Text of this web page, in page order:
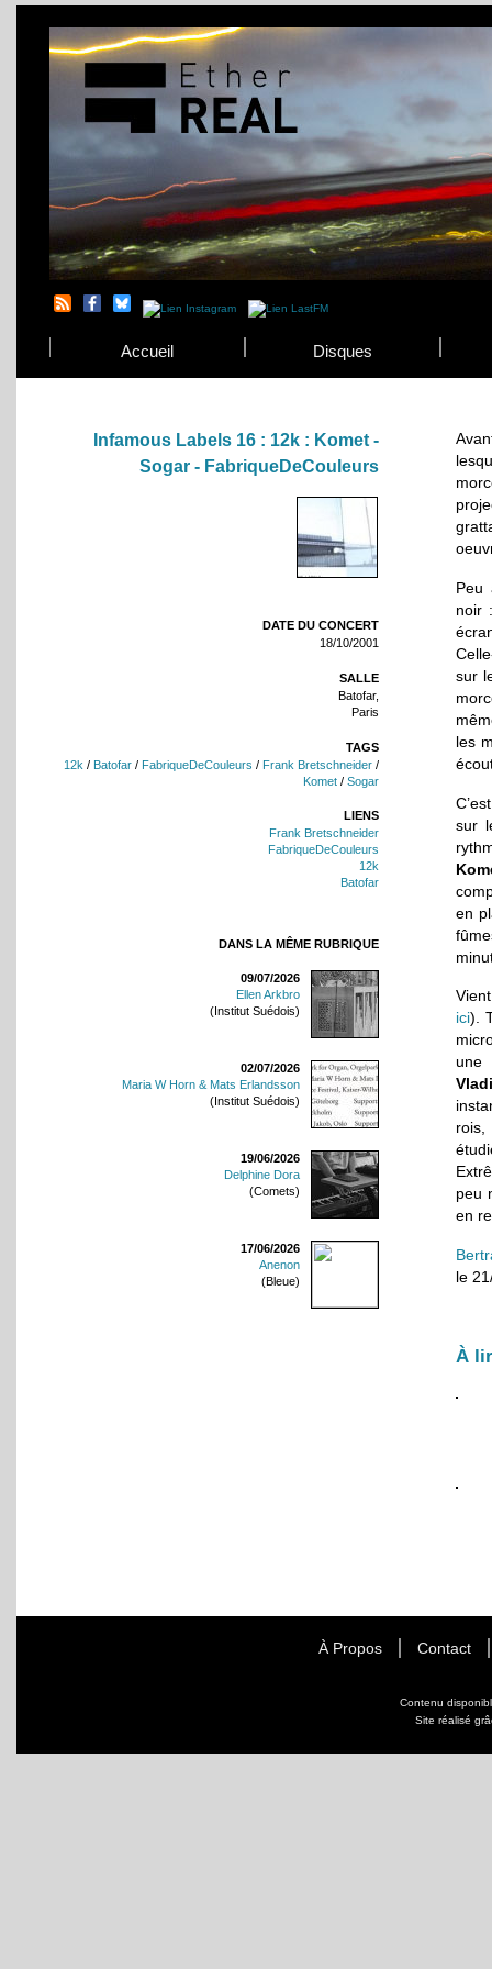
Accueil Disques
Infamous Labels 16 : 12k : Komet -
Sogar - FabriqueDeCouleurs
DATE DU CONCERT
18/10/2001
SALLE
Batofar,
Paris
TAGS
12k / Batofar / FabriqueDeCouleurs / Frank Bretschneider /
Komet / Sogar
LIENS
Frank Bretschneider
FabriqueDeCouleurs
12k
Batofar
DANS LA MÊME RUBRIQUE
09/07/2026
Ellen Arkbro
(Institut Suédois)
02/07/2026
Maria W Horn & Mats Erlandsson
(Institut Suédois)
19/06/2026
Delphine Dora
(Comets)
17/06/2026
Anenon
(Bleue)
Peu
noir
sur
les
sur
en
ici).
une
rois,
peu
en
le
À
À Propos Contact
Contenu
Site réalisé